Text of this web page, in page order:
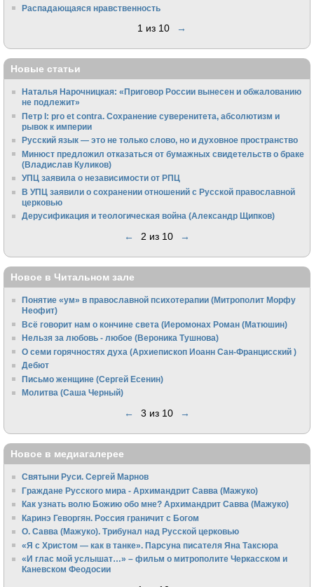
Распадающаяся нравственность
1 из 10 →
Новые статьи
Наталья Нарочницкая: «Приговор России вынесен и обжалованию
не подлежит»
Петр I: pro et contra. Сохранение суверенитета, абсолютизм и
рывок к империи
Русский язык — это не только слово, но и духовное пространство
Минюст предложил отказаться от бумажных свидетельств о браке
(Владислав Куликов)
УПЦ заявила о независимости от РПЦ
В УПЦ заявили о сохранении отношений с Русской православной
церковью
Дерусификация и теологическая война (Александр Щипков)
← 2 из 10 →
Новое в Читальном зале
Понятие «ум» в православной психотерапии (Митрополит Морфу
Неофит)
Всё говорит нам о кончине света (Иеромонах Роман (Матюшин)
Нельзя за любовь - любое (Вероника Тушнова)
О семи горячностях духа (Архиепископ Иоанн Сан-Францисский )
Дебют
Письмо женщине (Сергей Есенин)
Молитва (Саша Черный)
← 3 из 10 →
Новое в медиагалерее
Святыни Руси. Сергей Марнов
Граждане Русского мира - Архимандрит Савва (Мажуко)
Как узнать волю Божию обо мне? Архимандрит Савва (Мажуко)
Каринэ Геворгян. Россия граничит с Богом
О. Савва (Мажуко). Трибунал над Русской церковью
«Я с Христом — как в танке». Парсуна писателя Яна Таксюра
«И глас мой услышат…» – фильм о митрополите Черкасском и
Каневском Феодосии